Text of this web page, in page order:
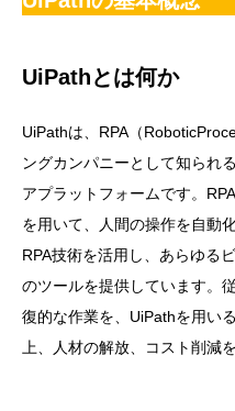
UiPathとは何か
UiPathは、RPA（
ングカンパニーとして知られ
アプラットフォームです。
を用いて、人間の操作を自動
RPA技術を活用し、あらゆる
のツールを提供しています。
復的な作業を、UiPathを用い
上、人材の解放、コスト削減